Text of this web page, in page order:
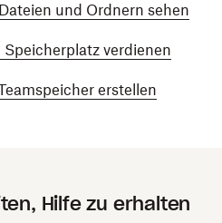
und Ordnern sehen
verdienen
erstellen
Hilfe zu erhalten